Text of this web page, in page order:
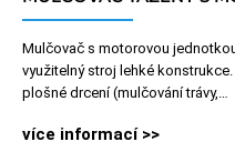
Mulčovač s motorovou
využitelný stroj lehké
plošné drcení (mulčování trávy,…
více informací >>